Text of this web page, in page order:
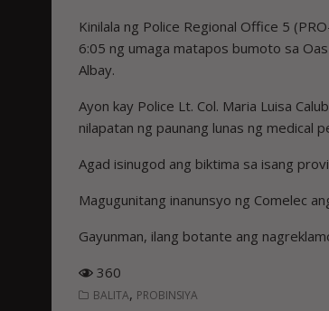
Kinilala ng Police Regional Office 5
6:05 ng umaga matapos bumoto sa
Albay.
Ayon kay Police Lt. Col. Maria Luisa
nilapatan ng paunang lunas ng medical
Agad isinugod ang biktima sa isang
Magugunitang inanunsyo ng Comelec
Gayunman, ilang botante ang
360
BALITA, PROBINSIYA